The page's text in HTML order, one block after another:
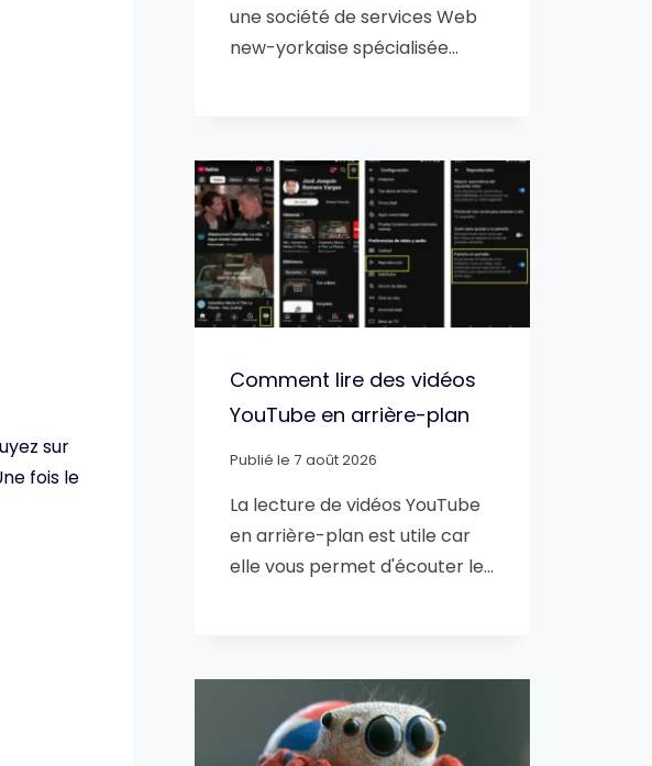
sur
fois le
une société de services Web
new-yorkaise spécialisée…
Comment lire des vidéos
YouTube en arrière-plan
Publié le 7 août 2026
La lecture de vidéos YouTube
en arrière-plan est utile car
elle vous permet d'écouter le…